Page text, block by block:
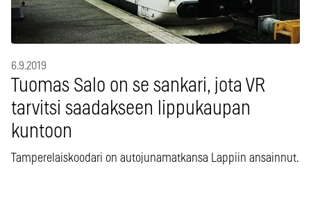
6.9.2019
Tuomas Salo on se sankari, jota VR
tarvitsi saadakseen lippukaupan
kuntoon
Tamperelaiskoodari on autojunamatkansa Lappiin ansainnut.